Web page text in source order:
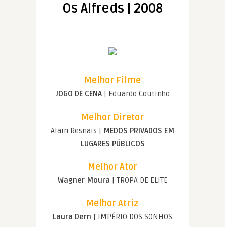
Os Alfreds | 2008
Melhor Filme
JOGO DE CENA| Eduardo Coutinho
Melhor Diretor
Alain Resnais | MEDOS PRIVADOS EM
LUGARES PÚBLICOS
Melhor Ator
Wagner Moura | TROPA DE ELITE
Melhor Atriz
Laura Dern | IMPÉRIO DOS SONHOS